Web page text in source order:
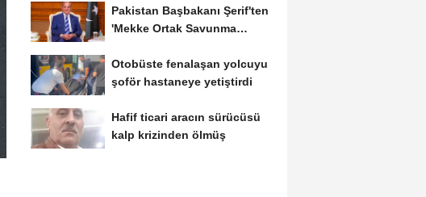
Pakistan Başbakanı Şerif'ten
'Mekke Ortak Savunma
Otobüste fenalaşan yolcuyu
şoför hastaneye yetiştirdi
Hafif ticari aracın sürücüsü
kalp krizinden ölmüş